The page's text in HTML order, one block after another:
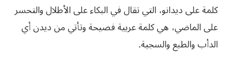
كلمة على ديدانو، التي تقال في البكاء على الأطلال والتحسر
على الماضي، هي كلمة عربية فصيحة وتأتي من ديدن أي
الدأب والطبع والسجية.